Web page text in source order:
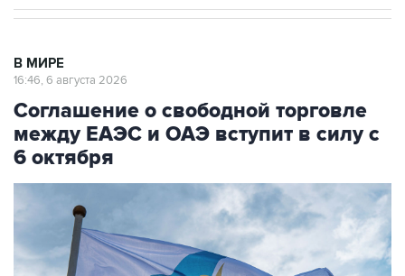
В МИРЕ
16:46, 6 августа 2026
Соглашение о свободной торговле
между ЕАЭС и ОАЭ вступит в силу с
6 октября